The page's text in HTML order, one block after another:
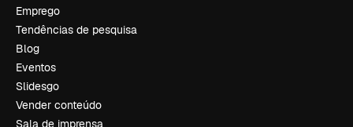
Emprego
Tendências de pesquisa
Blog
Eventos
Slidesgo
Vender conteúdo
Sala de imprensa